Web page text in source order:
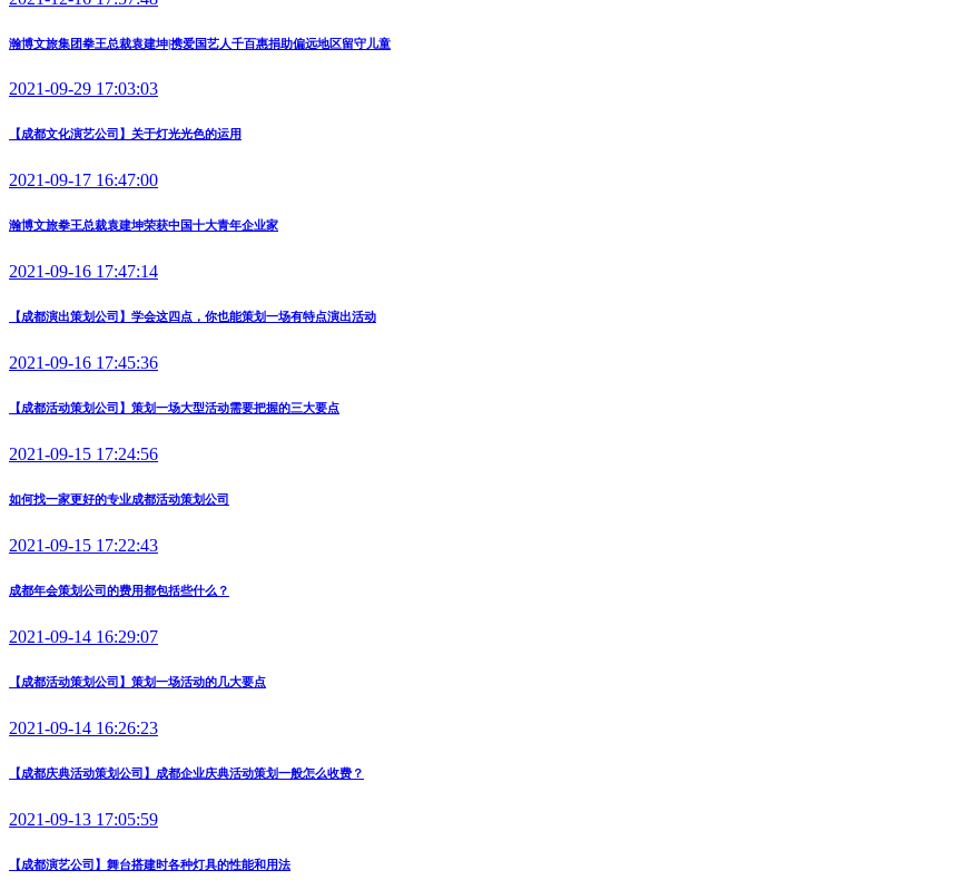
瀚博文旅集团拳王总裁袁建坤|携爱国艺人千百惠捐助偏远地区留守儿童
2021-09-29 17:03:03
【成都文化演艺公司】关于灯光光色的运用
2021-09-17 16:47:00
瀚博文旅拳王总裁袁建坤荣获中国十大青年企业家
2021-09-16 17:47:14
【成都演出策划公司】学会这四点，你也能策划一场有特点演出活动
2021-09-16 17:45:36
【成都活动策划公司】策划一场大型活动需要把握的三大要点
2021-09-15 17:24:56
如何找一家更好的专业成都活动策划公司
2021-09-15 17:22:43
成都年会策划公司的费用都包括些什么？
2021-09-14 16:29:07
【成都活动策划公司】策划一场活动的几大要点
2021-09-14 16:26:23
【成都庆典活动策划公司】成都企业庆典活动策划一般怎么收费？
2021-09-13 17:05:59
【成都演艺公司】舞台搭建时各种灯具的性能和用法